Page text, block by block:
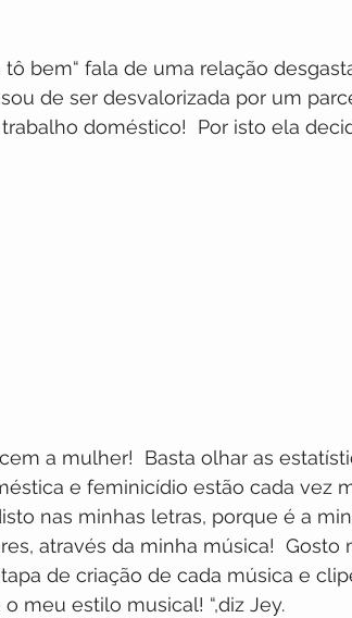
bem“ fala de uma relação
de ser desvalorizada por um
doméstico!  Por isto ela
a mulher!  Basta olhar as
e feminicídio estão cada vez
nas minhas letras, porque é a
através da minha música!  Gosto
de criação de cada música e
meu estilo musical! “,diz Jey.